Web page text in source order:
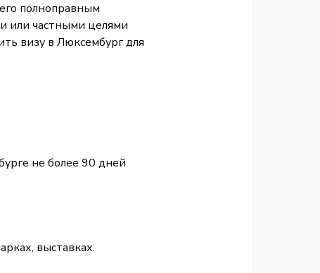
полноправным
или частными целями
визу в Люксембург для
не более 90 дней
выставках.